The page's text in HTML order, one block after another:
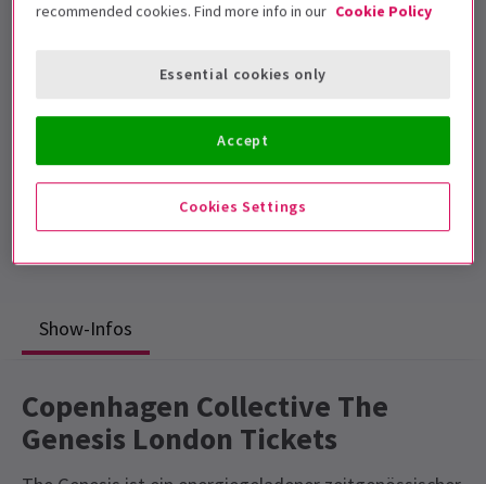
Vorstellungsdatum
Peacock Theatre
Show-Infos
Copenhagen Collective The
Genesis London Tickets
recommended cookies. Find more info in our Cookie Policy
Cookies Settings
Essential cookies only
Accept